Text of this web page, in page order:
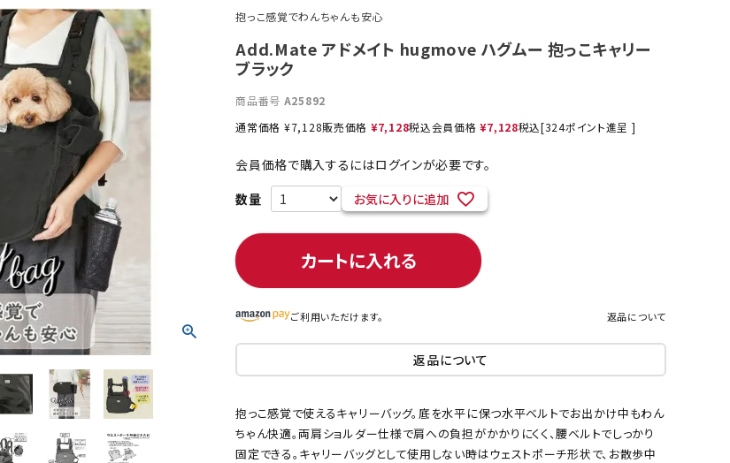
服・ウェア
替え・交換パーツ
首輪・ハーネス
投げて遊ぶ デンタルおもちゃ
ネコポス対象商品一覧
抱っこ感覚でわんちゃんも安心
Add.Mate アドメイト hugmove ハグムー 抱っこキャリー
ブラック
商品番号 A25892
通常価格 ¥7,128販売価格 ¥7,128税込会員価格 ¥7,128税込[324ポイント進呈 ]
会員価格で購入するにはログインが必要です。
お気に入りに追加
カートに入れる
ご利用いただけます。 返品について
返品について
抱っこ感覚で使えるキャリーバッグ。底を水平に保つ水平ベルトでお出かけ中もわん
ちゃん快適。両肩ショルダー仕様で肩への負担がかかりにくく、腰ベルトでしっかり
固定できる。キャリーバッグとして使用しない時はウェストポーチ形状で、お散歩中